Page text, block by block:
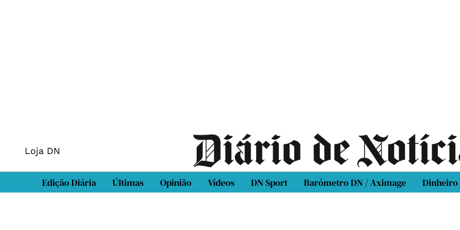
Loja DN
Edição Diária Últimas Opinião Vídeos DN Sport Barómetro DN / Aximage Dinheiro